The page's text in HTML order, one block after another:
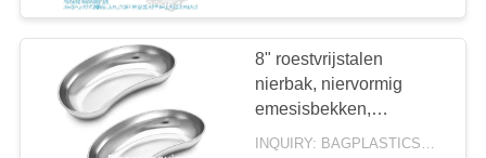
PRIVACYBELEID
8" roestvrijstalen
nierbak, niervormig
emesisbekken,
tandheelkundige